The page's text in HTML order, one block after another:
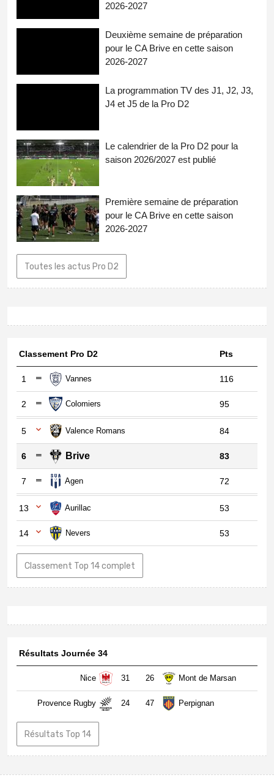
2026-2027
Deuxième semaine de préparation
pour le CA Brive en cette saison
2026-2027
La programmation TV des J1, J2, J3,
J4 et J5 de la Pro D2
Le calendrier de la Pro D2 pour la
saison 2026/2027 est publié
Première semaine de préparation
pour le CA Brive en cette saison
2026-2027
Toutes les actus Pro D2
Classement Pro D2 Pts
1 Vannes 116
2 Colomiers 95
5 Valence Romans 84
6 Brive 83
7 Agen 72
13 Aurillac 53
14 Nevers 53
Classement Top 14 complet
Résultats Journée 34
Nice 31 26 Mont de Marsan
Provence Rugby 24 47 Perpignan
Résultats Top 14